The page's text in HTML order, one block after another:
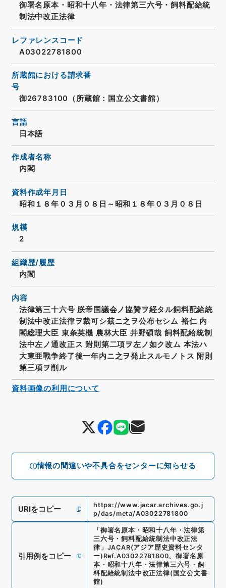
情報の間違いや不具合をセンターに知らせる
御署名原本・昭和十八年・法律第三六号・飼料配給統
制法中改正法律
レファレンスコード
A03022781800
所蔵館における請求番
号
御26783100（所蔵館：国立公文書館）
言語
日本語
作成者名称
内閣
資料作成年月日
昭和１８年０３月０８日～昭和１８年０３月０８日
規模
2
組織歴/履歴
内閣
内容
法律第三十六号 朕帝国議会ノ協贊ヲ経タル飼料配給統
制法中改正法律ヲ裁可シ茲ニ之ヲ公布セシム 裕仁 内
閣総理大臣 東条英機 農林大臣 井野碩哉 飼料配給統制
法中左ノ通改正ス 附則第二項ヲ左ノ如ク改ム 本法ハ
大東亜戰争終了後一年内ニ之ヲ発止スルモノトス 附則
第三項ヲ削ル
URIをコピー
https://www.jacar.archives.go.j
p/das/meta/A03022781800
引用例をコピー
「 御署名原本・昭和十八年・法律第
三六号・飼料配給統制法中改正法
律 」 JACAR(アジア歴史資料センタ
ー) Ref.A03022781800、御署名原
本・昭和十八年・法律第三六号・飼
料配給統制法中改正法律( 国立公文書
館)
資料画像の利用について